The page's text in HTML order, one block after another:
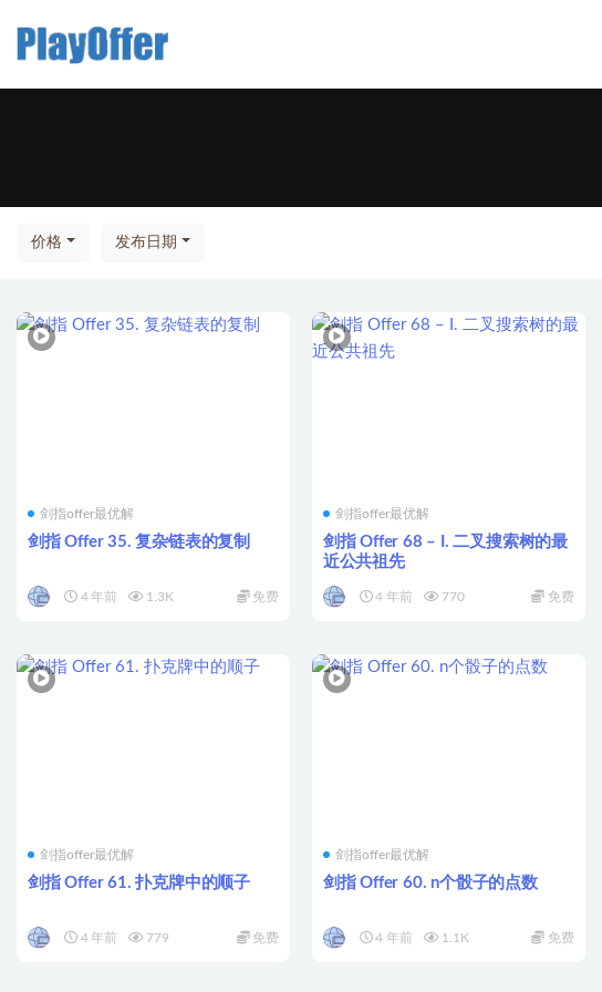
价格 发布日期
剑指offer最优解
剑指 Offer 35. 复杂链表的复制
4 年前 1.3K 免费
剑指offer最优解
剑指 Offer 68 – I. 二叉搜索树的最
近公共祖先
4 年前 770 免费
剑指offer最优解
剑指 Offer 61. 扑克牌中的顺子
4 年前 779 免费
剑指offer最优解
剑指 Offer 60. n个骰子的点数
4 年前 1.1K 免费